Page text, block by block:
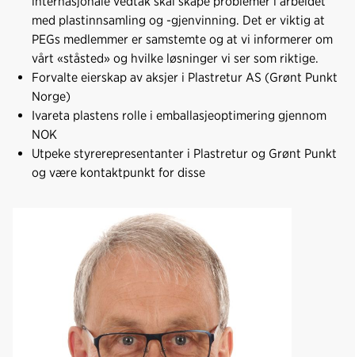
med plastinnsamling og -gjenvinning. Det er viktig at
PEGs medlemmer er samstemte og at vi informerer om
vårt «ståsted» og hvilke løsninger vi ser som riktige.
Forvalte eierskap av aksjer i Plastretur AS (Grønt Punkt
Norge)
Ivareta plastens rolle i emballasjeoptimering gjennom
NOK
Utpeke styrerepresentanter i Plastretur og Grønt Punkt
og være kontaktpunkt for disse